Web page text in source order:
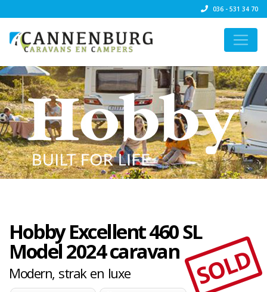
036 - 531 34 70
Hobby Excellent 460 SL
Model 2024 caravan
Modern, strak en luxe SOLD